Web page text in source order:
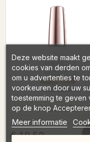
Wet Look 7ml
€ 10,50 HTVA
Deze website maakt
cookies van derden
om u advertenties te
voorkeuren door uw
toestemming te geven
op de knop
Meer informatie